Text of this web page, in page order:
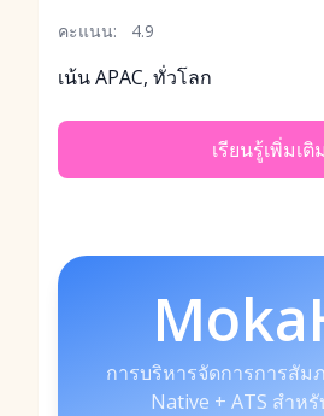
คะแนน:
4.9
เน้น APAC, ทั่วโลก
เรียนรู้เพิ่มเติม
การบริหารจัดการการสั
Native + ATS สำห